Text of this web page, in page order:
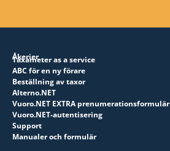
Åkerier
Taxameter as a service
ABC för en ny förare
Beställning av taxor
Alterno.NET
Vuoro.NET EXTRA prenumerationsformulär
Vuoro.NET-autentisering
Support
Manualer och formulär